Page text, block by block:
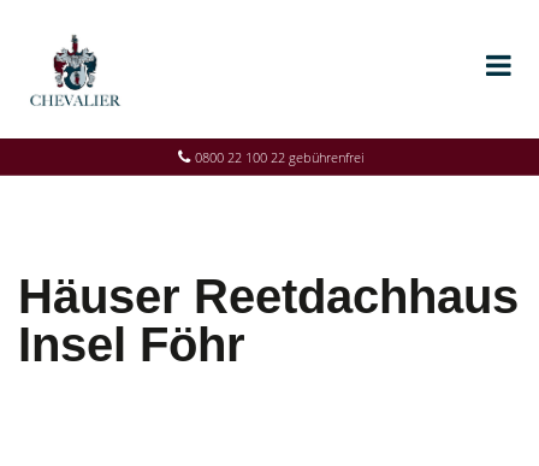
0800 22 100 22 gebührenfrei
Häuser Reetdachhaus
Insel Föhr